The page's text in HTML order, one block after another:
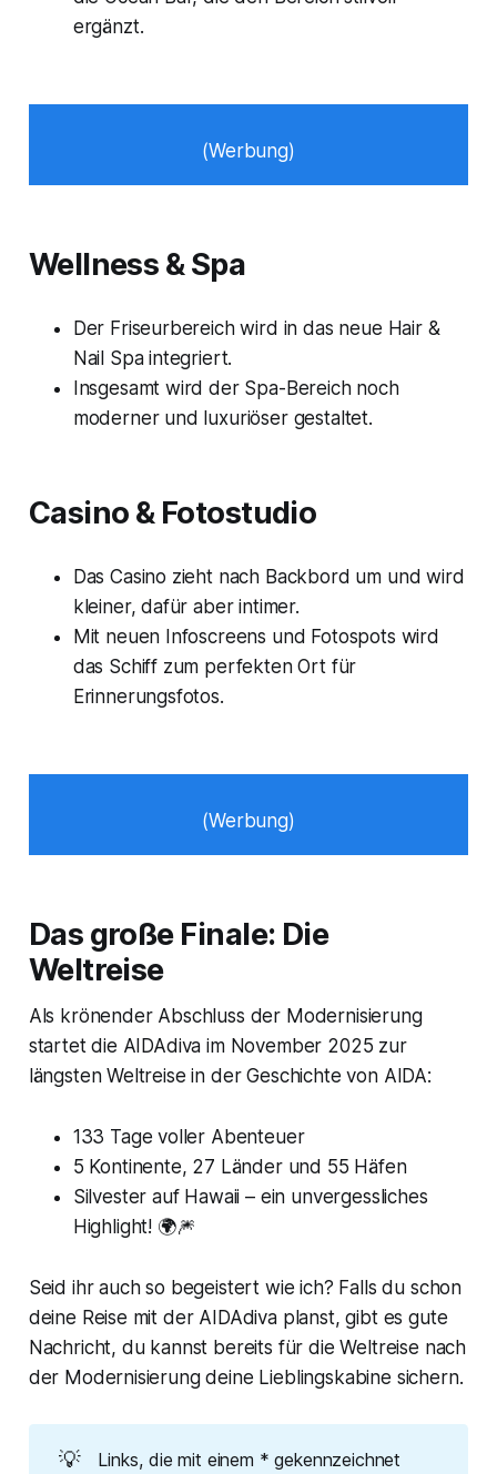
ergänzt.
(Werbung)
Wellness & Spa
Der Friseurbereich wird in das neue Hair &
Nail Spa integriert.
Insgesamt wird der Spa-Bereich noch
moderner und luxuriöser gestaltet.
Casino & Fotostudio
Das Casino zieht nach Backbord um und wird
kleiner, dafür aber intimer.
Mit neuen Infoscreens und Fotospots wird
das Schiff zum perfekten Ort für
Erinnerungsfotos.
(Werbung)
Das große Finale: Die
Weltreise
Als krönender Abschluss der Modernisierung
startet die AIDAdiva im November 2025 zur
längsten Weltreise in der Geschichte von AIDA:
133 Tage voller Abenteuer
5 Kontinente, 27 Länder und 55 Häfen
Silvester auf Hawaii – ein unvergessliches
Highlight! 🌍🎆
Seid ihr auch so begeistert wie ich? Falls du schon
deine Reise mit der AIDAdiva planst, gibt es gute
Nachricht, du kannst bereits für die Weltreise nach
der Modernisierung deine Lieblingskabine sichern.
💡
Links, die mit einem * gekennzeichnet